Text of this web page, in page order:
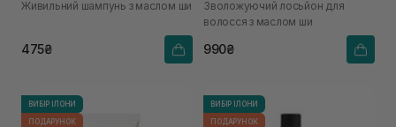
Живильний шампунь з маслом ши
475₴
Anti-frizz Hydrating Hair
Lotion 150 мл
Зволожуючий лосьйон для
волосся з маслом ши
990₴
ВИБІР ІЛОНИ
ПОДАРУНОК
ВИБІР ІЛОНИ
ПОДАРУНОК